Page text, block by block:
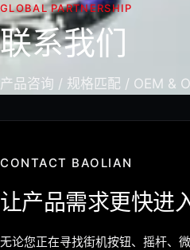
GLOBAL PARTNERSHIP
联系我们
产品咨询 / 规格匹配 / OEM &
CONTACT BAOLIAN
让产品需求更快进
无论您正在寻找街机按钮、摇杆、